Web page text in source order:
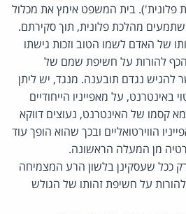
פלונית'). בית המשפט אימץ את מכלול
מהלכת פלונית, תוך סקירתם.
של האדם לשמו הטוב וזכות גישתו
להורות על חשיפת שמם של
להגיש נגדם תובענה. מנגד, יש ליתן
על מאפייניו הייחודיים
קסמו של האינטרנט, נעוצים דווקא
הווירטואליים ובכך שהוא הופך עוד
מן המעלה הראשונה.
ככל שעסקינן בלשון הרע המצמיחה
על חשיפת זהותו של הגולש